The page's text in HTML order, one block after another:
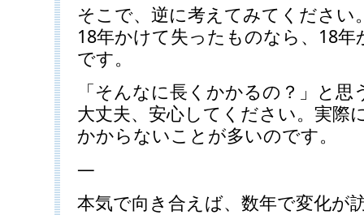
そこで、逆に考えてみてください
18年かけて失ったものなら、18
です。
「そんなに長くかかるの？」と
大丈夫、安心してください。実際
かからないことが多いのです。
—
本気で向き合えば、数年で変化が